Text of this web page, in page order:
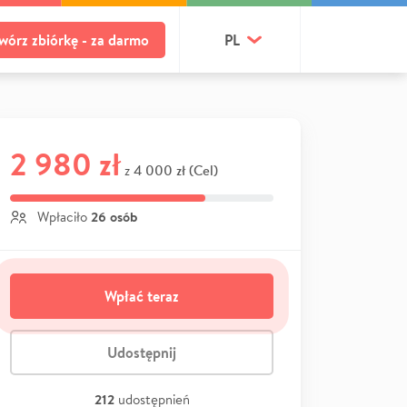
zbiórkę - za darmo PL
2 980 zł z 4 000 zł (Cel)
Wpłaciło 26 osób
Wpłać teraz
Udostępnij
212 udostępnień